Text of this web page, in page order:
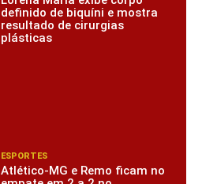
definido de biquíni e mostra
resultado de cirurgias
plásticas
ESPORTES
Atlético-MG e Remo ficam no